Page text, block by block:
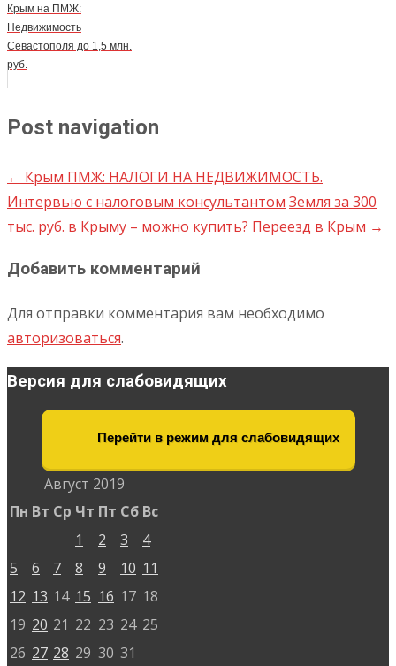
Крым на ПМЖ:
Недвижимость
Севастополя до 1,5 млн.
руб.
Post navigation
← Крым ПМЖ: НАЛОГИ НА НЕДВИЖИМОСТЬ.
Интервью с налоговым консультантом Земля за 300
тыс. руб. в Крыму – можно купить? Переезд в Крым →
Добавить комментарий
Для отправки комментария вам необходимо
авторизоваться.
Версия для слабовидящих
Перейти в режим для слабовидящих
Август 2019
Пн Вт Ср Чт Пт Сб Вс
1
2 3
4
5
6 7 8 9 10 11
12 13 14 15 16 17 18
19 20 21 22 23 24 25
26 27 28 29 30 31